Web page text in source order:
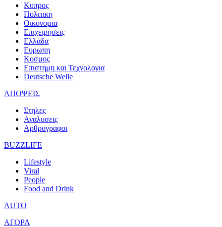
Κυπρος
Πολιτικη
Οικονομια
Επιχειρησεις
Ελλαδα
Ευρωπη
Κοσμος
Επιστημη και Τεχνολογια
Deutsche Welle
ΑΠΟΨΕΙΣ
Στηλες
Αναλυσεις
Αρθρογραφοι
BUZZLIFE
Lifestyle
Viral
People
Food and Drink
AUTO
ΑΓΟΡΑ